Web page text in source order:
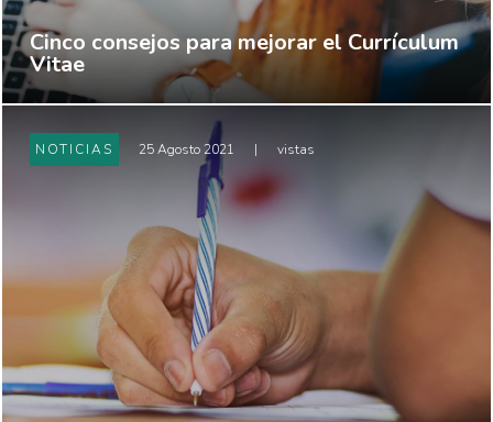
Cinco consejos para mejorar el Currículum
Vitae
NOTICIAS 25 Agosto 2021 | vistas